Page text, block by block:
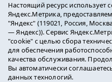
Погода в
Настоящий ресурс использует
Яндекс.Метрика,
"Яндекс" (119021, Россия,
— Яндекс)). Сервис
"cookie" с целью сбора
для обеспечения
качества обслуживания.
Вы автоматически
данных технологий.